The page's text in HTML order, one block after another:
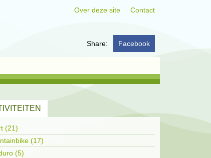
Over deze site Contact
Share: Facebook
(21)
(17)
(5)